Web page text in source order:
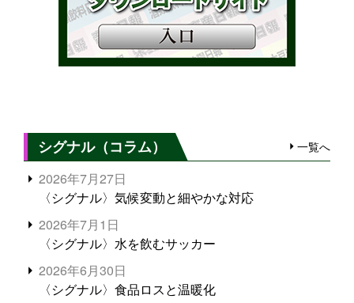
シグナル（コラム） 一覧へ
2026年7月27日
〈シグナル〉気候変動と細やかな対応
2026年7月1日
〈シグナル〉水を飲むサッカー
2026年6月30日
〈シグナル〉食品ロスと温暖化